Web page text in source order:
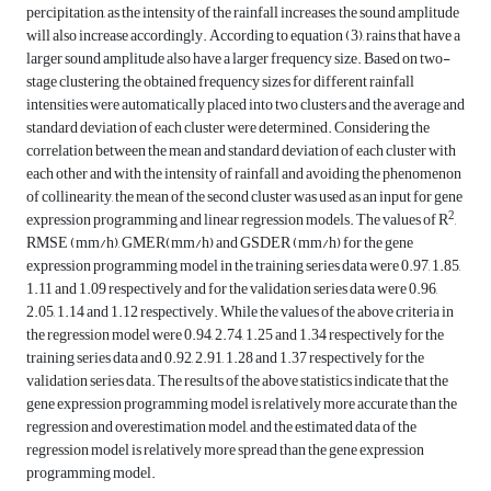
percipitation, as the intensity of the rainfall increases, the sound amplitude
will also increase accordingly. According to equation (3), rains that have a
larger sound amplitude also have a larger frequency size. Based on two-
stage clustering, the obtained frequency sizes for different rainfall
intensities were automatically placed into two clusters and the average and
standard deviation of each cluster were determined. Considering the
correlation between the mean and standard deviation of each cluster with
each other and with the intensity of rainfall and avoiding the phenomenon
of collinearity, the mean of the second cluster was used as an input for gene
expression programming and linear regression models. The values of R2,
RMSE (mm/h), GMER(mm/h) and GSDER (mm/h) for the gene
expression programming model in the training series data were 0.97, 1.85,
1.11 and 1.09 respectively and for the validation series data were 0.96,
2.05, 1.14 and 1.12 respectively. While the values of the above criteria in
the regression model were 0.94, 2.74, 1.25 and 1.34 respectively for the
training series data and 0.92, 2.91, 1.28 and 1.37 respectively for the
validation series data. The results of the above statistics indicate that the
gene expression programming model is relatively more accurate than the
regression and overestimation model, and the estimated data of the
regression model is relatively more spread than the gene expression
programming model.